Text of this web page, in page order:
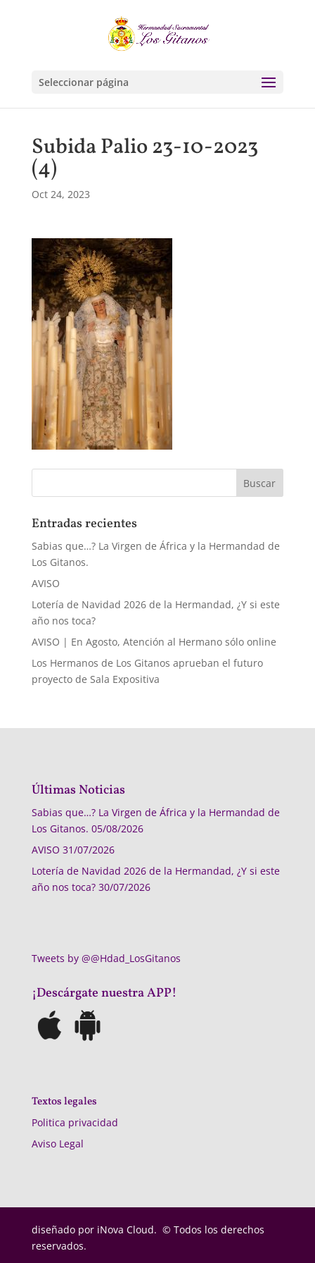
Seleccionar página
Subida Palio 23-10-2023
(4)
Oct 24, 2023
Entradas recientes
Sabias que…? La Virgen de África y la Hermandad de
Los Gitanos.
AVISO
Lotería de Navidad 2026 de la Hermandad, ¿Y si este
año nos toca?
AVISO | En Agosto, Atención al Hermano sólo online
Los Hermanos de Los Gitanos aprueban el futuro
proyecto de Sala Expositiva
Últimas Noticias
Sabias que…? La Virgen de África y la Hermandad de
Los Gitanos. 05/08/2026
AVISO 31/07/2026
Lotería de Navidad 2026 de la Hermandad, ¿Y si este
año nos toca? 30/07/2026
Tweets by @@Hdad_LosGitanos
¡Descárgate nuestra APP!
Textos legales
Politica privacidad
Aviso Legal
diseñado por iNova Cloud. © Todos los derechos
reservados.